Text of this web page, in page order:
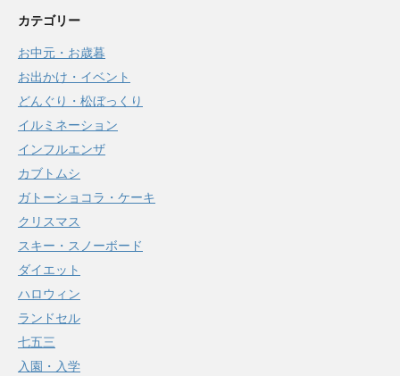
カテゴリー
お中元・お歳暮
お出かけ・イベント
どんぐり・松ぼっくり
イルミネーション
インフルエンザ
カブトムシ
ガトーショコラ・ケーキ
クリスマス
スキー・スノーボード
ダイエット
ハロウィン
ランドセル
七五三
入園・入学